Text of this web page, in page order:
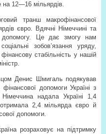
на 12—16 мільярдів.
транш макрофінансової
євро. Вдячні Німеччині та
Це дає змогу нам
зобов’язання уряду,
стабільність у нашій
Денис Шмигаль подякував
допомоги Україні з
надала Україні 1,4
2,4 мільярда євро й
допомоги.
розраховує на підтримку